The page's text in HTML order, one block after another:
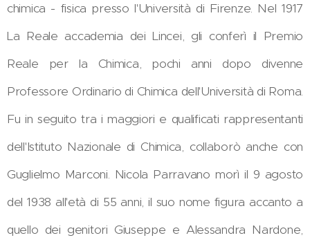
chimica - fisica presso l'Università di Firenze. Nel 1917
La Reale accademia dei Lincei, gli conferì il Premio
Reale per la Chimica, pochi anni dopo divenne
Professore Ordinario di Chimica dell'Università di Roma.
Fu in seguito tra i maggiori e qualificati rappresentanti
dell'Istituto Nazionale di Chimica, collaborò anche con
Guglielmo Marconi. Nicola Parravano morì il 9 agosto
del 1938 all'età di 55 anni, il suo nome figura accanto a
quello dei genitori Giuseppe e Alessandra Nardone,